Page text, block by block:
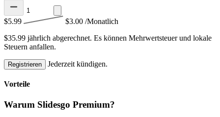
$5.99 $3.00 /Monatlich
$35.99 jährlich abgerechnet. Es können Mehrwertsteuer und lokale
Steuern anfallen.
Registrieren Jederzeit kündigen.
Vorteile
Warum Slidesgo Premium?